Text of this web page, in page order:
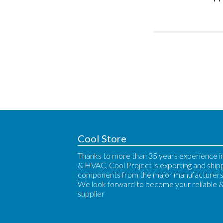
Cool Store
Thanks to more than 35 years experience
& HVAC, Cool Project is exporting and
components from the major
We look forward to become your reliable
supplier